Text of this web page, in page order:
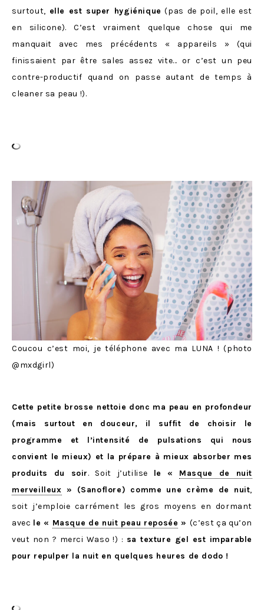
surtout, elle est super hygiénique (pas de poil, elle est
en silicone). C’est vraiment quelque chose qui me
manquait avec mes précédents « appareils » (qui
finissaient par être sales assez vite… or c’est un peu
contre-productif quand on passe autant de temps à
cleaner sa peau !).
Coucou c’est moi, je téléphone avec ma LUNA ! (photo
@mxdgirl)
Cette petite brosse nettoie donc ma peau en profondeur
(mais surtout en douceur, il suffit de choisir le
programme et l’intensité de pulsations qui nous
convient le mieux) et la prépare à mieux absorber mes
produits du soir. Soit j’utilise le « Masque de nuit
merveilleux » (Sanoflore) comme une crème de nuit,
soit j’emploie carrément les gros moyens en dormant
avec le « Masque de nuit peau reposée » (c’est ça qu’on
veut non ? merci Waso !) : sa texture gel est imparable
pour repulper la nuit en quelques heures de dodo !